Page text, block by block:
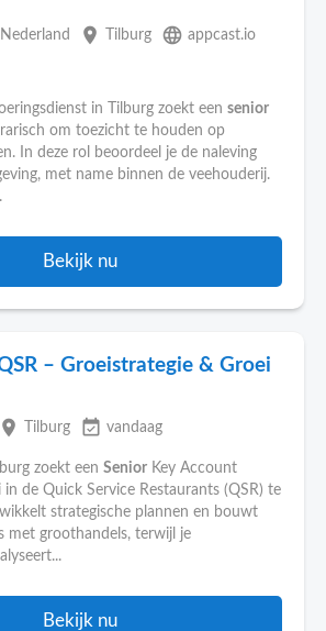
place Tilburg language appcast.io
in Tilburg zoekt een senior
om toezicht te houden op
In deze rol beoordeel je de naleving
met name binnen de veehouderij.
Bekijk nu
– Groeistrategie & Groei
place Tilburg event_available vandaag
zoekt een Senior Key Account
in de Quick Service Restaurants (QSR) te
strategische plannen en bouwt
met groothandels, terwijl je
Bekijk nu